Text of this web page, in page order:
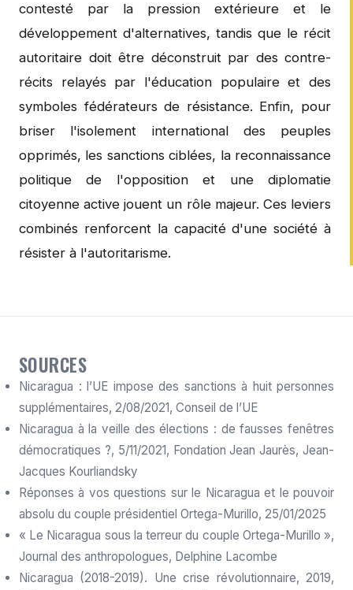
contesté par la pression extérieure et le
développement d'alternatives, tandis que le récit
autoritaire doit être déconstruit par des contre-
récits relayés par l'éducation populaire et des
symboles fédérateurs de résistance. Enfin, pour
briser l'isolement international des peuples
opprimés, les sanctions ciblées, la reconnaissance
politique de l'opposition et une diplomatie
citoyenne active jouent un rôle majeur. Ces leviers
combinés renforcent la capacité d'une société à
résister à l'autoritarisme.
SOURCES
Nicaragua : l’UE impose des sanctions à huit personnes
supplémentaires, 2/08/2021, Conseil de l’UE
Nicaragua à la veille des élections : de fausses fenêtres
démocratiques ?, 5/11/2021, Fondation Jean Jaurès, Jean-
Jacques Kourliandsky
Réponses à vos questions sur le Nicaragua et le pouvoir
absolu du couple présidentiel Ortega-Murillo, 25/01/2025
« Le Nicaragua sous la terreur du couple Ortega-Murillo »,
Journal des anthropologues, Delphine Lacombe
Nicaragua (2018-2019). Une crise révolutionnaire, 2019,